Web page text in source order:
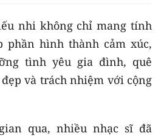
nhi không chỉ mang tính
phần hình thành cảm xúc,
tình yêu gia đình, quê
và trách nhiệm với cộng
qua, nhiều nhạc sĩ đã